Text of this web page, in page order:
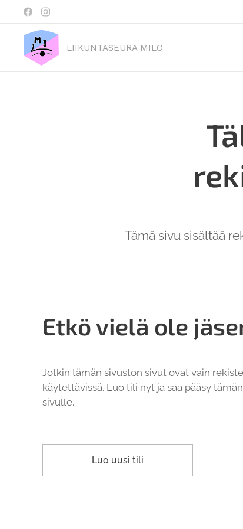
LIIKUNTASEURA MILO
Tämä sivu sisältää
Etkö vielä ole
Jotkin tämän sivuston sivut ovat vain
käytettävissä. Luo tili nyt ja saa pääsy
sivulle.
Luo uusi tili